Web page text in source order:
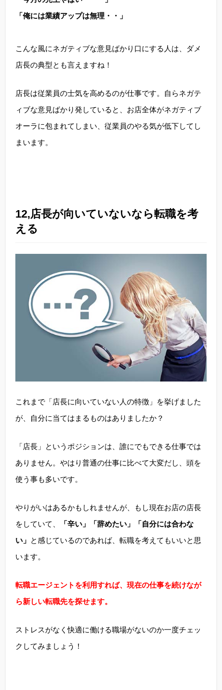
「俺には業績アップは無理・・」
こんな風にネガティブな意見ばかり口にする人は、ダメ
店長の典型とも言えますね！
店長は従業員の士気を高めるのが仕事です。自らネガテ
ィブな意見ばかり発していると、お店全体がネガティブ
オーラに包まれてしまい、従業員のやる気が低下してし
まいます。
12,店長が向いていないなら転職を考
える
これまで「店長に向いていない人の特徴」を挙げました
が、自分に当てはまるものはありましたか？
「店長」というポジションは、誰にでもできる仕事では
ありません。やはり普通の仕事に比べて大変だし、頭を
使う事も多いです。
やりがいはあるかもしれませんが、もし現在お店の店長
をしていて、
「辛い」「辞めたい」「自分には合わな
い」 と感じているのであれば、転職を考えてもいいと思
います。
転職エージェントを利用すれば、現在の仕事を続けなが
ら新しい転職先を探せます。
ストレスがなく快適に働ける職場がないのか一度チェッ
クしてみましょう！